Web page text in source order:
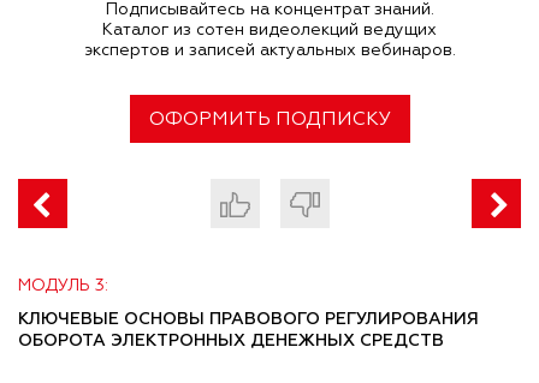
Подписывайтесь на концентрат знаний.
Каталог из сотен видеолекций ведущих
экспертов и записей актуальных вебинаров.
ОФОРМИТЬ ПОДПИСКУ
МОДУЛЬ 3:
КЛЮЧЕВЫЕ ОСНОВЫ ПРАВОВОГО РЕГУЛИРОВАНИЯ
ОБОРОТА ЭЛЕКТРОННЫХ ДЕНЕЖНЫХ СРЕДСТВ